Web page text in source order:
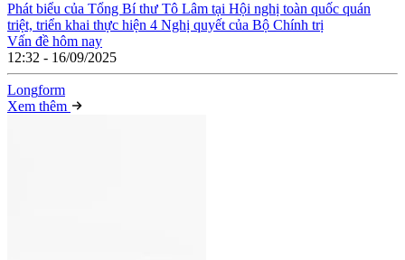
Phát biểu của Tổng Bí thư Tô Lâm tại Hội nghị toàn quốc quán
triệt, triển khai thực hiện 4 Nghị quyết của Bộ Chính trị
Vấn đề hôm nay
12:32 - 16/09/2025
Longform
Xem thêm